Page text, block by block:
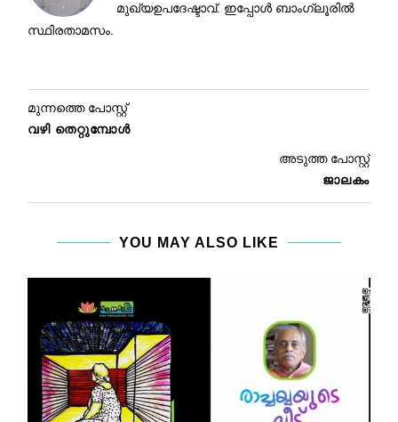
മുഖ്യഉപദേഷ്ടാവ്. ഇപ്പോള്‍ ബാംഗ്ലൂരില്‍
സ്ഥിരതാമസം.
മുന്നത്തെ പോസ്റ്റ്
വഴി തെറ്റുമ്പോള്‍
അടുത്ത പോസ്റ്റ്
ജാലകം
YOU MAY ALSO LIKE